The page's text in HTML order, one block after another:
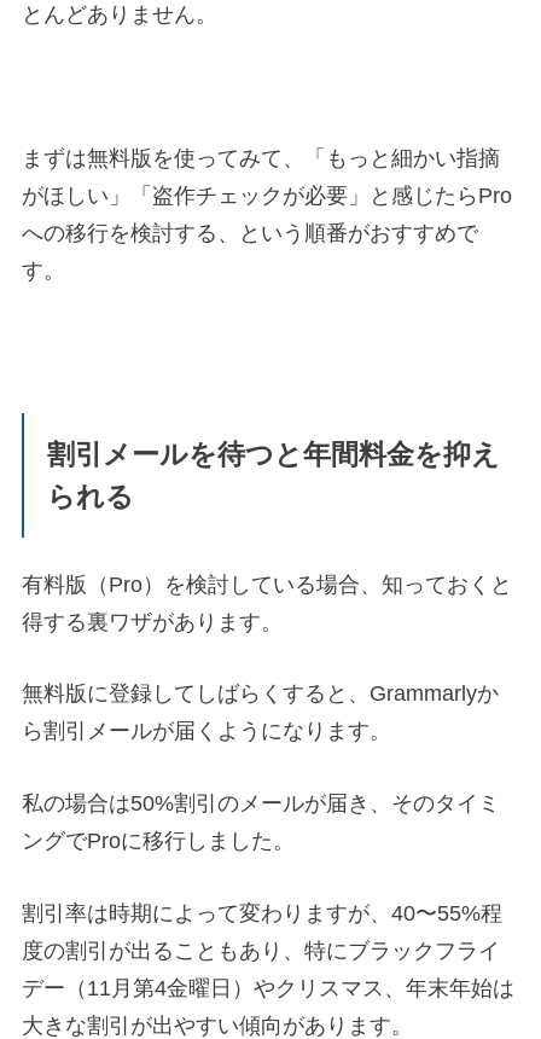
とんどありません。
まずは無料版を使ってみて、「もっと細かい指摘
がほしい」「盗作チェックが必要」と感じたらPro
への移行を検討する、という順番がおすすめで
す。
割引メールを待つと年間料金を抑え
られる
有料版（Pro）を検討している場合、知っておくと
得する裏ワザがあります。
無料版に登録してしばらくすると、Grammarlyか
ら割引メールが届くようになります。
私の場合は50%割引のメールが届き、そのタイミ
ングでProに移行しました。
割引率は時期によって変わりますが、40〜55%程
度の割引が出ることもあり、特にブラックフライ
デー（11月第4金曜日）やクリスマス、年末年始は
大きな割引が出やすい傾向があります。